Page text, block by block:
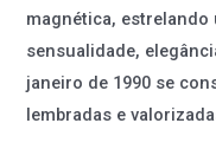
magnética,
sensualidade,
janeiro de 1990 se
lembradas e